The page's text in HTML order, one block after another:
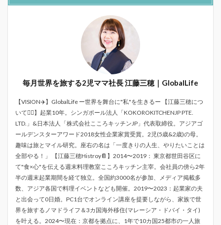
毎月世界を旅する2児ママ社長 江藤三穂｜GlobalLife
【VISION✈️】GlobalLife ー世界を舞台に"私"を生きるー 【江藤三穂につ
いて💁‍♀️】起業10年。シンガポール法人「KOKOROKITCHENJP PTE.
LTD.」&日本法人「株式会社こころキッチンJP」代表取締役。アジアゴ
ールデンスターアワード2018女性企業家賞受賞。2児(5歳&2歳)の母。
趣味は旅とマイル研究。座右の名は「一度きりの人生、やりたいことは
全部やる！」 【江藤三穂Histroy📔】2014〜2019： 東京都世田谷区に
て"食×心"を伝える週末料理教室こころキッチン主宰。会社員の傍ら2年
半の週末起業期間を経て独立。全国約3000名が参加、メディア掲載多
数、アジア各国で料理イベントなども開催。2019〜2023：起業家の夫
と出会って0日婚。PC1台でオンライン講座を提要しながら、家族で世
界を旅するノマドライフ＆3カ国海外移住(マレーシア・ドバイ・タイ)
を叶える。2024〜現在：京都を拠点に、1年で10カ国25都市の一人旅